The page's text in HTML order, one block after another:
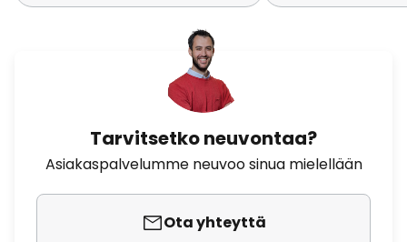
Tarvitsetko neuvontaa?
Asiakaspalvelumme neuvoo sinua mielellään
Ota yhteyttä